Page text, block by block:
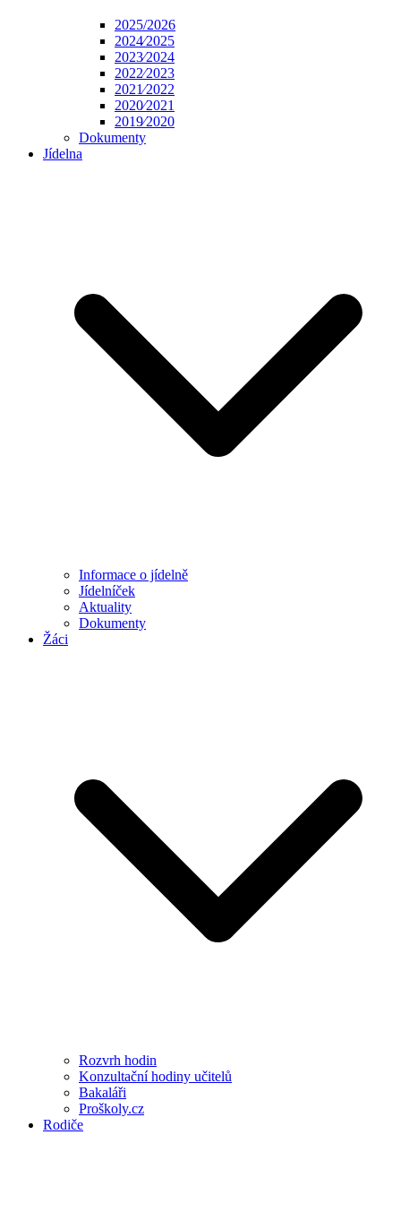
2025/2026
2024⁄2025
2023⁄2024
2022⁄2023
2021⁄2022
2020⁄2021
2019⁄2020
Dokumenty
Jídelna
Informace o jídelně
Jídelníček
Aktuality
Dokumenty
Žáci
Rozvrh hodin
Konzultační hodiny učitelů
Bakaláři
Proškoly.cz
Rodiče